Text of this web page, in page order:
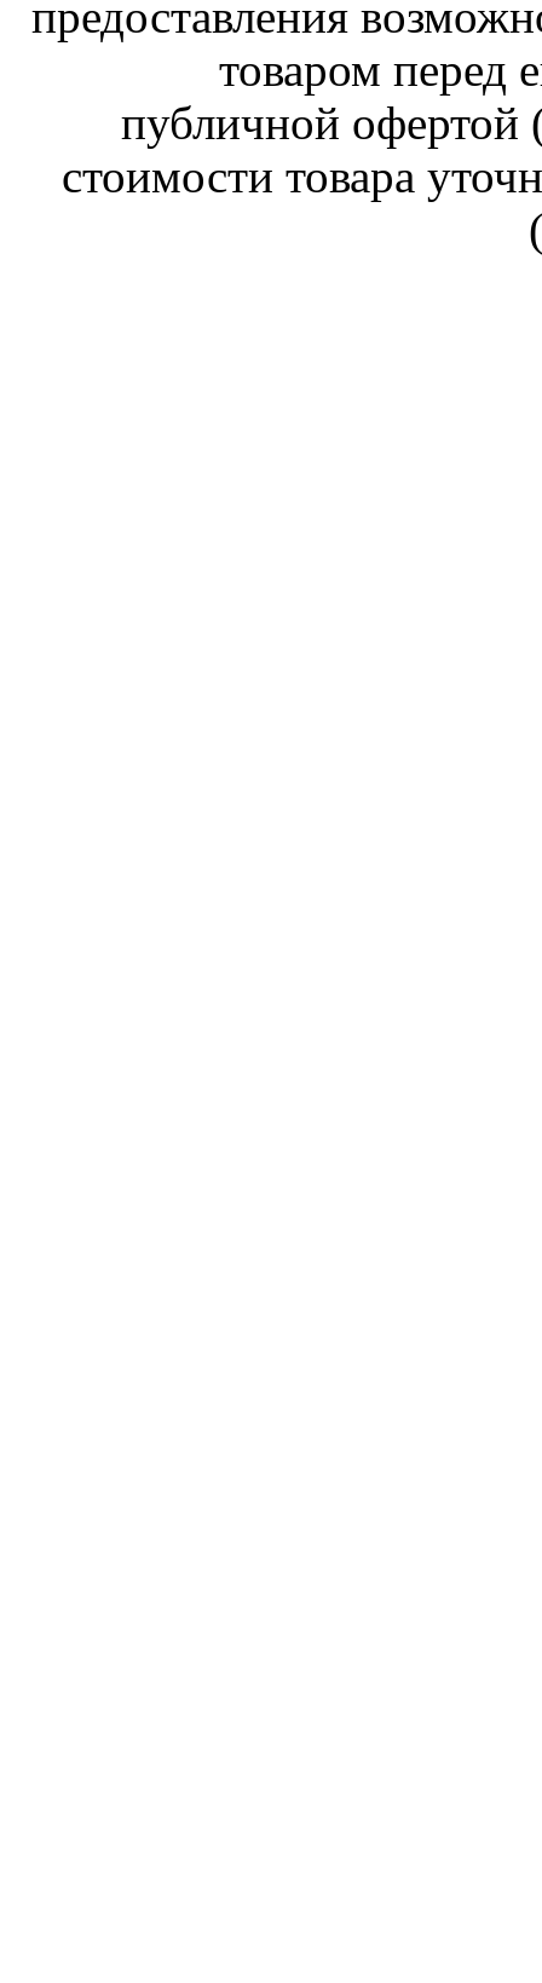
предоставления
товаром перед
публичной
стоимости товара